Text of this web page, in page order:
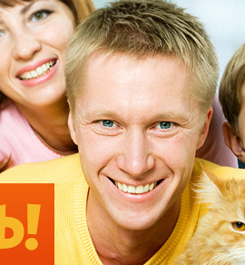
to Navigation